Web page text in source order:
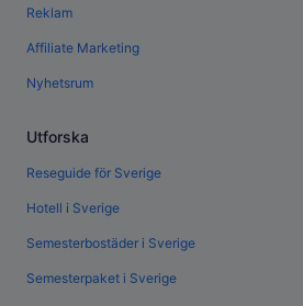
Reklam
Affiliate Marketing
Nyhetsrum
Utforska
Reseguide för Sverige
Hotell i Sverige
Semesterbostäder i Sverige
Semesterpaket i Sverige